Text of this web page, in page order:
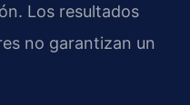
Los resultados
no garantizan un